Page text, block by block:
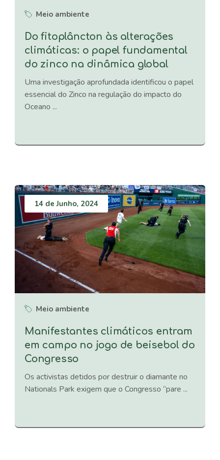
Meio ambiente
Do fitoplâncton às alterações
climáticas: o papel fundamental
do zinco na dinâmica global
Uma investigação aprofundada identificou o papel
essencial do Zinco na regulação do impacto do
Oceano ...
14 de Junho, 2024
Meio ambiente
Manifestantes climáticos entram
em campo no jogo de beisebol do
Congresso
Os activistas detidos por destruir o diamante no
Nationals Park exigem que o Congresso “pare ...